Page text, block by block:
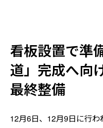
看板設置で準
道」完成へ向
最終整備
12月6日、12月9日に行